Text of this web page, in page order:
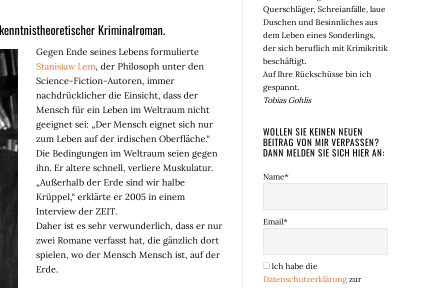
Kriminalroman.
Gegen Ende seines Lebens formulierte
Stanisław Lem, der Philosoph unter den
Science-Fiction-Autoren, immer
nachdrücklicher die Einsicht, dass der
Mensch für ein Leben im Weltraum nicht
geeignet sei: „Der Mensch eignet sich nur
zum Leben auf der irdischen Oberfläche.“
Die Bedingungen im Weltraum seien gegen
ihn. Er altere schnell, verliere Muskulatur.
„Außerhalb der Erde sind wir halbe
Krüppel,“ erklärte er 2005 in einem
Interview der ZEIT.
Daher ist es sehr verwunderlich, dass er nur
zwei Romane verfasst hat, die gänzlich dort
spielen, wo der Mensch Mensch ist, auf der
Erde.
Querschläger, Schreianfälle, laue
Duschen und Besinnliches aus
dem Leben eines Sonderlings,
der sich beruflich mit Krimikritik
beschäftigt.
Auf Ihre Rückschüsse bin ich
gespannt.
Tobias Gohlis
WOLLEN SIE KEINEN NEUEN
BEITRAG VON MIR VERPASSEN?
DANN MELDEN SIE SICH HIER AN:
Name*
Email*
Ich habe die
Datenschutzerklärung zur